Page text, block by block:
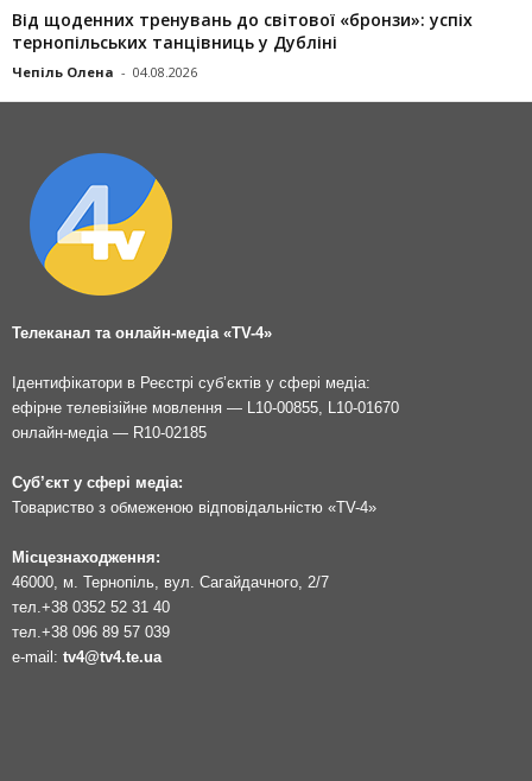
Від щоденних тренувань до світової «бронзи»: успіх
тернопільських танцівниць у Дубліні
Чепіль Олена - 04.08.2026
Телеканал та онлайн-медіа «TV-4»
Ідентифікатори в Реєстрі суб’єктів у сфері медіа:
ефірне телевізійне мовлення — L10-00855, L10-01670
онлайн-медіа — R10-02185
Суб’єкт у сфері медіа:
Товариство з обмеженою відповідальністю «TV-4»
Місцезнаходження:
46000, м. Тернопіль, вул. Сагайдачного, 2/7
тел. +38 0352 52 31 40
тел. +38 096 89 57 039
e-mail: tv4@tv4.te.ua